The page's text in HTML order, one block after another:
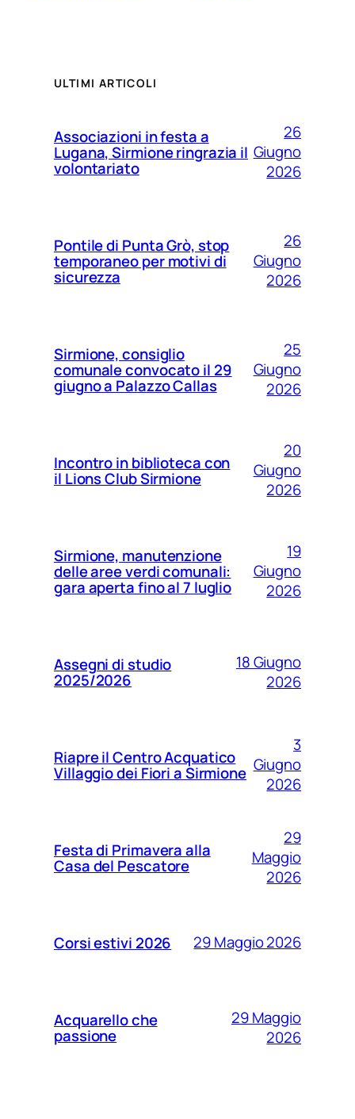
ULTIMI ARTICOLI
Associazioni in festa a
Lugana, Sirmione ringrazia il
volontariato
26
Giugno
2026
Pontile di Punta Grò, stop
temporaneo per motivi di
sicurezza
26
Giugno
2026
Sirmione, consiglio
comunale convocato il 29
giugno a Palazzo Callas
25
Giugno
2026
Incontro in biblioteca con
il Lions Club Sirmione
20
Giugno
2026
Sirmione, manutenzione
delle aree verdi comunali:
gara aperta fino al 7 luglio
19
Giugno
2026
Assegni di studio
2025/2026
18 Giugno
2026
Riapre il Centro Acquatico
Villaggio dei Fiori a Sirmione
3
Giugno
2026
Festa di Primavera alla
Casa del Pescatore
29
Maggio
2026
Corsi estivi 2026 29 Maggio 2026
Acquarello che
passione
29 Maggio
2026